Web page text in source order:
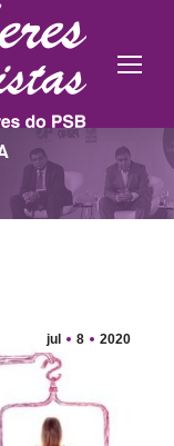
jul 8 2020